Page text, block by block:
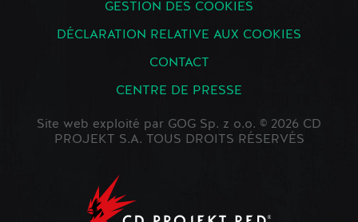
GESTION DES COOKIES
DÉCLARATION RELATIVE AUX COOKIES
CONTACT
CENTRE DE PRESSE
Site web exploité par GOG Sp. z o.o. © 2026 CD
PROJEKT S.A. TOUS DROITS RÉSERVÉS